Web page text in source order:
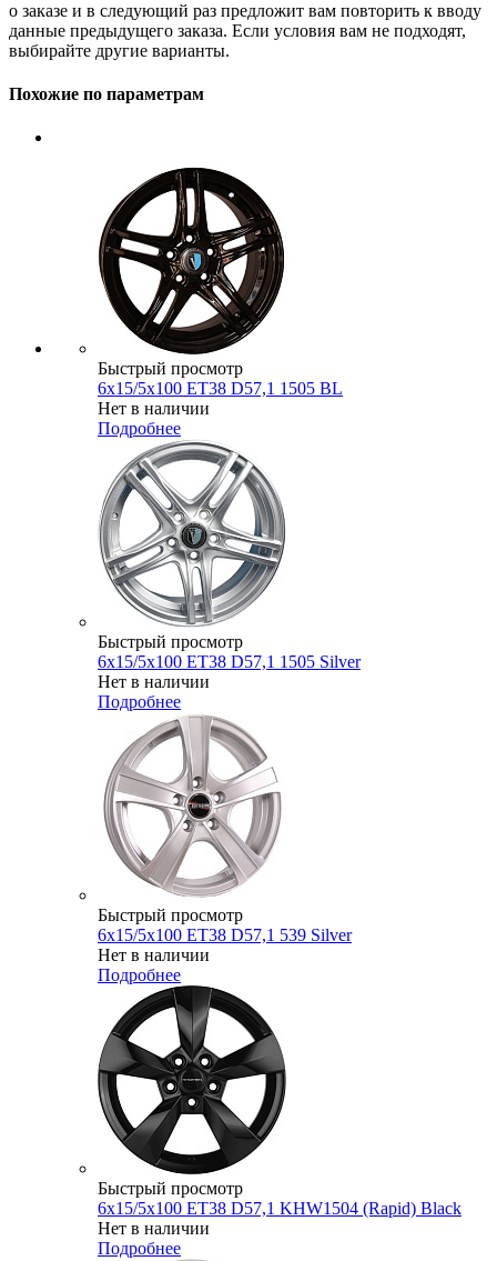
о заказе и в следующий раз предложит вам повторить к вводу
данные предыдущего заказа. Если условия вам не подходят,
выбирайте другие варианты.
Похожие по параметрам
Быстрый просмотр
6x15/5x100 ET38 D57,1 1505 BL
Нет в наличии
Подробнее
Быстрый просмотр
6x15/5x100 ET38 D57,1 1505 Silver
Нет в наличии
Подробнее
Быстрый просмотр
6x15/5x100 ET38 D57,1 539 Silver
Нет в наличии
Подробнее
Быстрый просмотр
6x15/5x100 ET38 D57,1 KHW1504 (Rapid) Black
Нет в наличии
Подробнее